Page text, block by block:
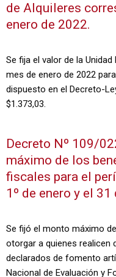
de Alquileres
enero de 2022.
Se fija el valor de la
mes de enero de 2022
dispuesto en el Decreto-
$1.373,03.
Decreto Nº 109/
máximo de los
fiscales para el
1º de enero y el
Se fijó el monto máximo
otorgar a quienes realicen
declarados de fomento
Nacional de Evaluación y